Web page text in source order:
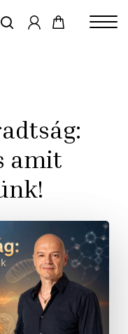
keresés
amit